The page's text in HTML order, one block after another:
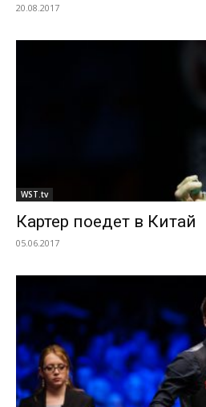
20.08.2017
WST.tv
Картер поедет в Китай
05.06.2017